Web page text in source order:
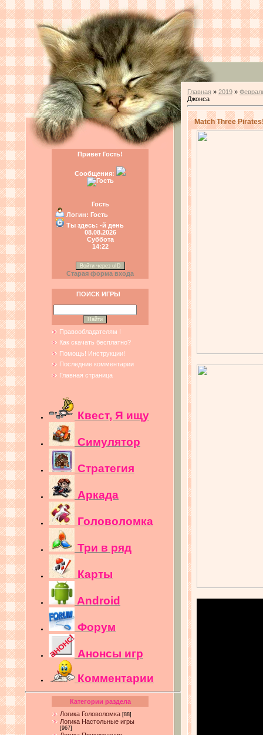
Привет Гость!
Сообщения:
Гость
Логин: Гость
Ты здесь: -й день
08.08.2026
Суббота
14:22
Войти через uID
Старая форма входа
ПОИСК ИГРЫ
Правообладателям !
Как скачать бесплатно?
Помощь! Инструкции!
Последние комментарии
Главная страница
Квест, Я ищу
Симулятор
Стратегия
Аркада
Головоломка
Три в ряд
Карты
Android
Форум
Анонсы игр
Комментарии
Категории раздела
Логика Головоломка [88]
Логика Настольные игры
[967]
Главная » 2019 »
Джонса
Match Three